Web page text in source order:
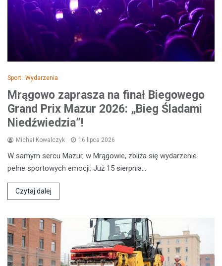
Sport Wydarzenia
Mrągowo zaprasza na finał Biegowego
Grand Prix Mazur 2026: „Bieg Śladami
Niedźwiedzia”!
Michał Kowalczyk 16 lipca 2026
W samym sercu Mazur, w Mrągowie, zbliża się wydarzenie
pełne sportowych emocji. Już 15 sierpnia…
Czytaj dalej